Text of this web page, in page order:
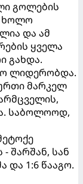
გოლების
ხოლო
და ამ
ყველა
გახდა.
ლიდერობდა.
მარკელ
საბოლოოდ,
შარშან, სან
და 1:6 წააგო.